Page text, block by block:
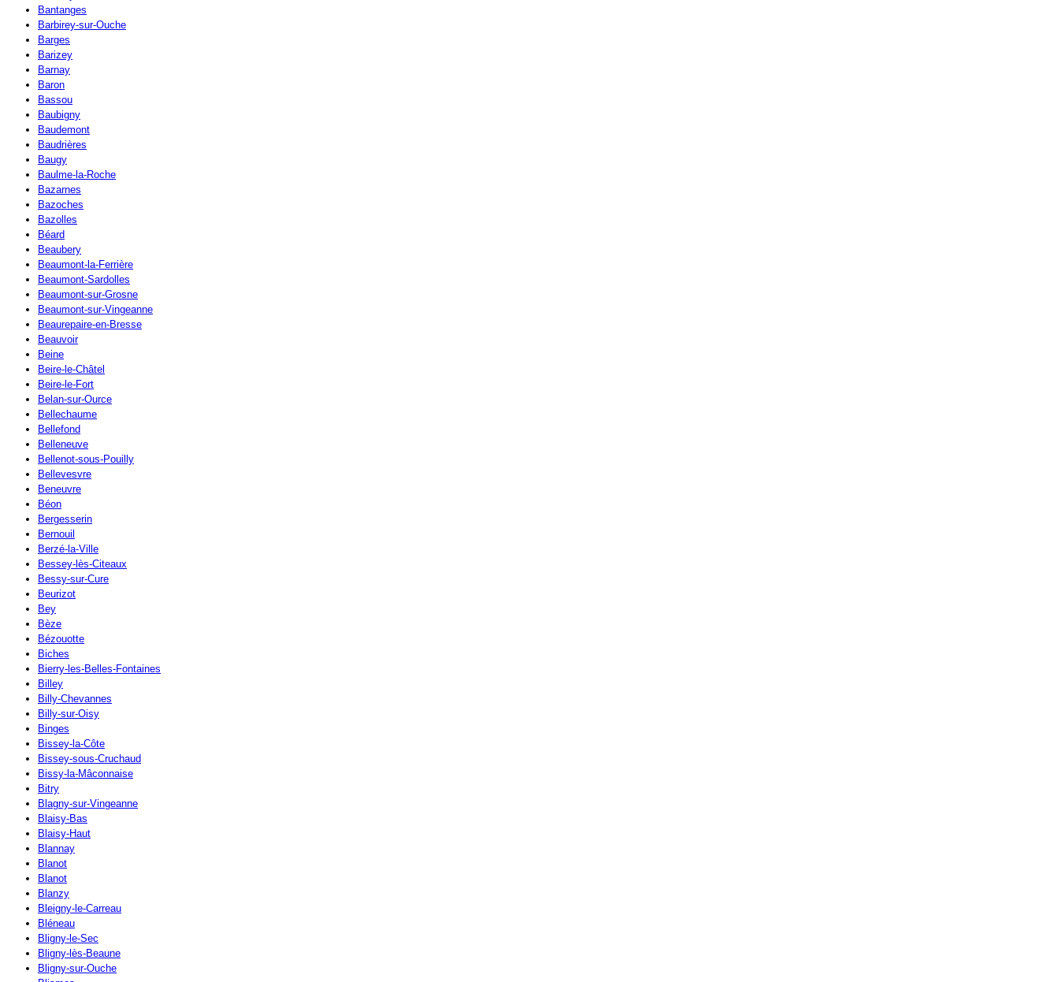
Bantanges
Barbirey-sur-Ouche
Barges
Barizey
Barnay
Baron
Bassou
Baubigny
Baudemont
Baudrières
Baugy
Baulme-la-Roche
Bazarnes
Bazoches
Bazolles
Béard
Beaubery
Beaumont-la-Ferrière
Beaumont-Sardolles
Beaumont-sur-Grosne
Beaumont-sur-Vingeanne
Beaurepaire-en-Bresse
Beauvoir
Beine
Beire-le-Châtel
Beire-le-Fort
Belan-sur-Ource
Bellechaume
Bellefond
Belleneuve
Bellenot-sous-Pouilly
Bellevesvre
Beneuvre
Béon
Bergesserin
Bernouil
Berzé-la-Ville
Bessey-lès-Citeaux
Bessy-sur-Cure
Beurizot
Bey
Bèze
Bézouotte
Biches
Bierry-les-Belles-Fontaines
Billey
Billy-Chevannes
Billy-sur-Oisy
Binges
Bissey-la-Côte
Bissey-sous-Cruchaud
Bissy-la-Mâconnaise
Bitry
Blagny-sur-Vingeanne
Blaisy-Bas
Blaisy-Haut
Blannay
Blanot
Blanot
Blanzy
Bleigny-le-Carreau
Bléneau
Bligny-le-Sec
Bligny-lès-Beaune
Bligny-sur-Ouche